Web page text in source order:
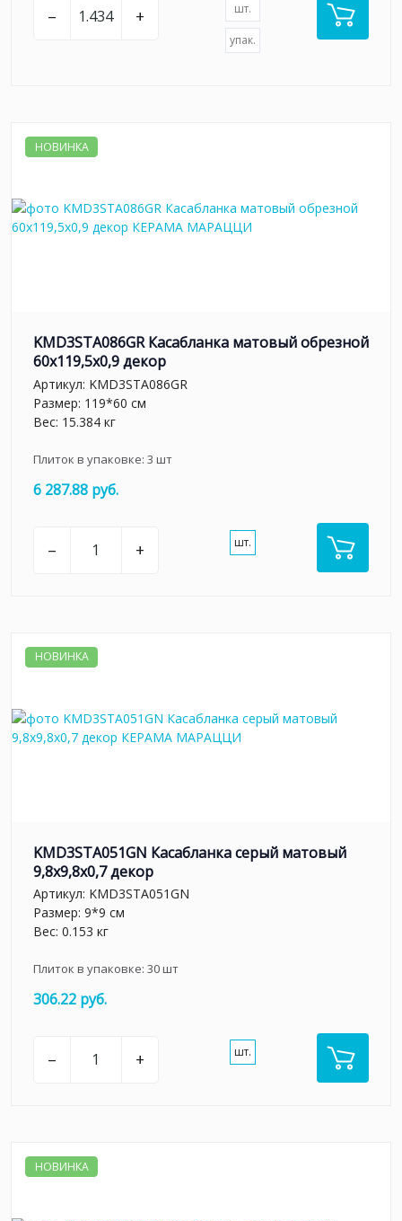
– + шт.
упак.
НОВИНКА
KMD3STA086GR Касабланка матовый обрезной
60x119,5x0,9 декор
Артикул: KMD3STA086GR
Размер: 119*60 см
Вес: 15.384 кг
Плиток в упаковке: 3 шт
6 287.88 руб.
– + шт.
НОВИНКА
KMD3STA051GN Касабланка серый матовый
9,8x9,8x0,7 декор
Артикул: KMD3STA051GN
Размер: 9*9 см
Вес: 0.153 кг
Плиток в упаковке: 30шт
306.22 руб.
– + шт.
НОВИНКА